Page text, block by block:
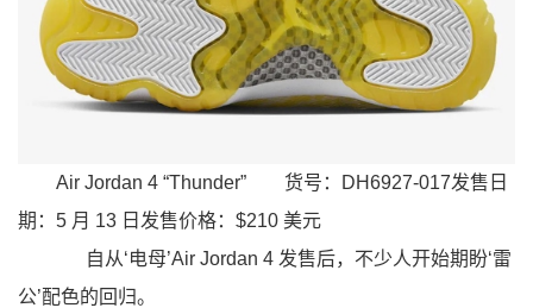
Air Jordan 4 “Thunder”
货号：DH6927-017发售日
期：5 月 13 日发售价格：$210 美元
自从‘电母’Air Jordan 4 发售后，不少人开始期盼‘雷
公’配色的回归。